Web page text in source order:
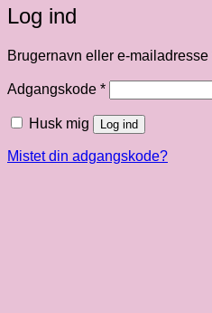
Log ind
Brugernavn eller e-mailadresse
Adgangskode *Påkrævet
Husk mig Log ind
Mistet din adgangskode?